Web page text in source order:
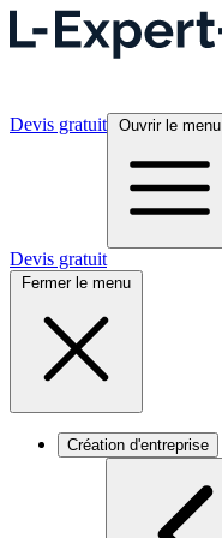
Devis gratuit Ouvrir le menu
Devis gratuit
Fermer le menu
Création d'entreprise